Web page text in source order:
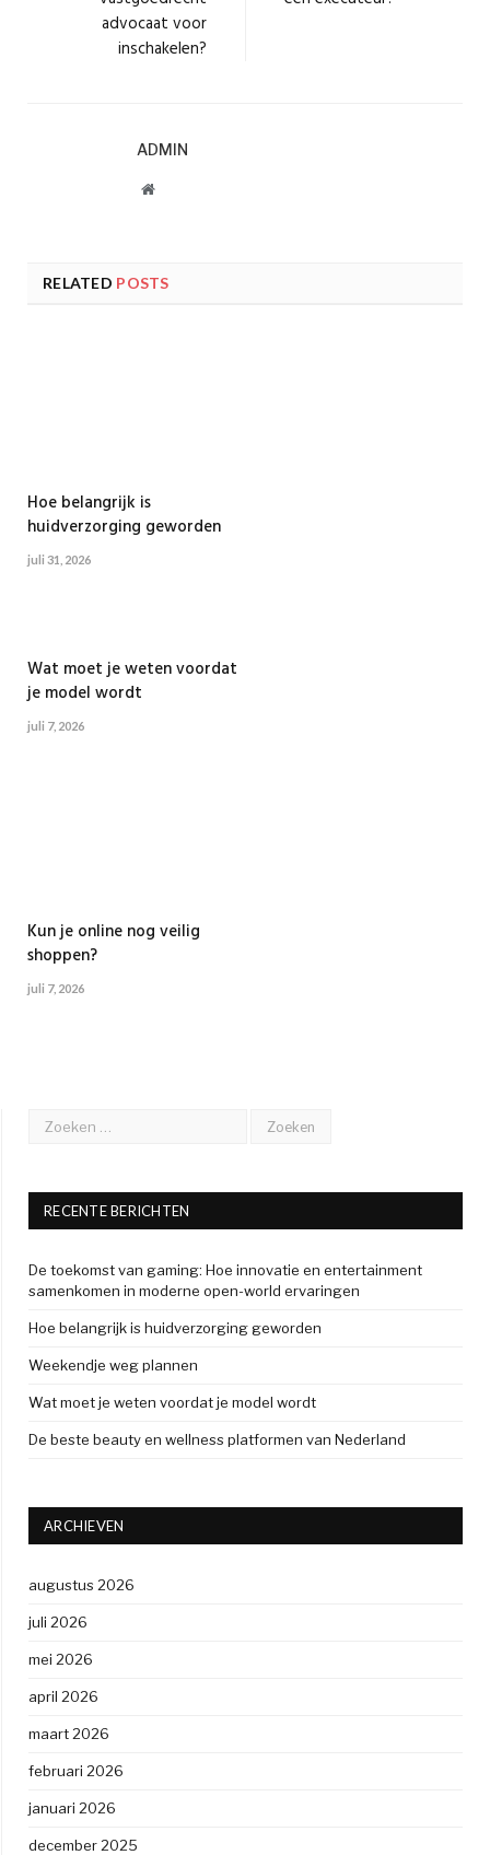
advocaat voor
inschakelen?
ADMIN
Website
RELATED POSTS
Hoe belangrijk is
huidverzorging geworden
juli 31, 2026
Wat moet je weten voordat
je model wordt
juli 7, 2026
Kun je online nog veilig
shoppen?
juli 7, 2026
RECENTE BERICHTEN
De toekomst van gaming: Hoe innovatie en entertainment
samenkomen in moderne open-world ervaringen
Hoe belangrijk is huidverzorging geworden
Weekendje weg plannen
Wat moet je weten voordat je model wordt
De beste beauty en wellness platformen van Nederland
ARCHIEVEN
augustus 2026
juli 2026
mei 2026
april 2026
maart 2026
februari 2026
januari 2026
december 2025